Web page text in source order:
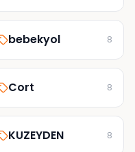
bebekyol 8
Cort 8
8KUZEYDEN 8